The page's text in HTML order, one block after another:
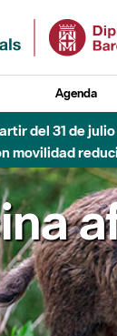
Agenda
del 31 de
movilidad